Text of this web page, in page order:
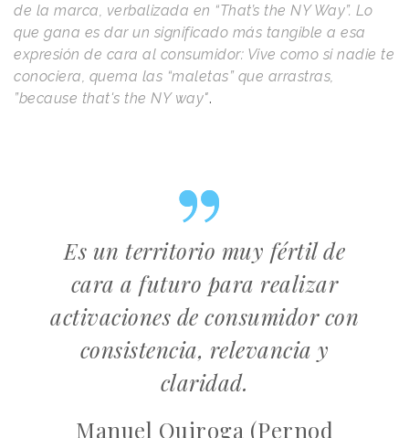
de la marca, verbalizada en “That’s the NY Way”. Lo
que gana es dar un significado más tangible a esa
expresión de cara al consumidor: Vive como si nadie te
conociera, quema las “maletas” que arrastras,
”because that's the NY way".
Es un territorio muy fértil de
cara a futuro para realizar
activaciones de consumidor con
consistencia, relevancia y
claridad.
Manuel Quiroga (Pernod